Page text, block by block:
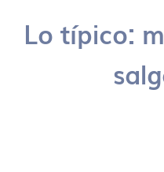
Lo típico: